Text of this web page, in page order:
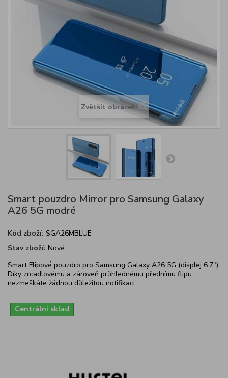
Zvětšit obrázek
Smart pouzdro Mirror pro Samsung Galaxy
A26 5G modré
Kód zboží: SGA26MBLUE
Stav zboží: Nové
Smart Flipové pouzdro pro Samsung Galaxy A26 5G (displej 6.7").
Díky zrcadlovému a zároveň průhlednému přednímu flipu
nezmeškáte žádnou důležitou notifikaci.
Centrální sklad